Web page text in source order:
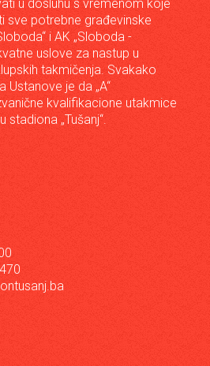
u dosluhu s vremenom koje
sve potrebne građevinske
i AK „Sloboda -
uslove za nastup u
takmičenja. Svakako
Ustanove je da „A“
kvalifikacione utakmice
„Tušanj“.